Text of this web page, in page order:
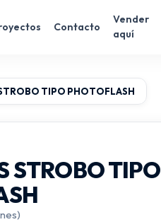
Contacto
Vender
aquí
TIPO PHOTOFLASH
STROBO TIPO